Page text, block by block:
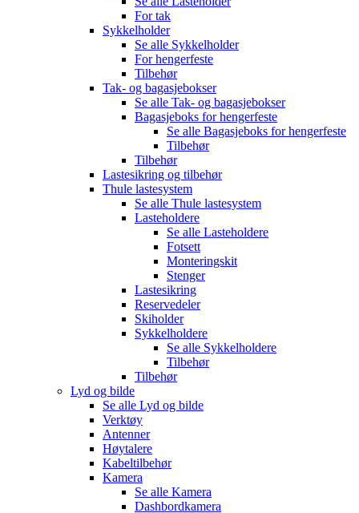
For tak
Sykkelholder
Se alle Sykkelholder
For hengerfeste
Tilbehør
Tak- og bagasjebokser
Se alle Tak- og bagasjebokser
Bagasjeboks for hengerfeste
Se alle Bagasjeboks for hengerfeste
Tilbehør
Tilbehør
Lastesikring og tilbehør
Thule lastesystem
Se alle Thule lastesystem
Lasteholdere
Se alle Lasteholdere
Fotsett
Monteringskit
Stenger
Lastesikring
Reservedeler
Skiholder
Sykkelholdere
Se alle Sykkelholdere
Tilbehør
Tilbehør
Lyd og bilde
Se alle Lyd og bilde
Verktøy
Antenner
Høytalere
Kabeltilbehør
Kamera
Se alle Kamera
Dashbordkamera